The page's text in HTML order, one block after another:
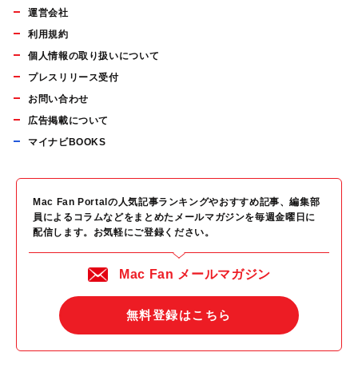
運営会社
利用規約
個人情報の取り扱いについて
プレスリリース受付
お問い合わせ
広告掲載について
マイナビBOOKS
Mac Fan Portalの人気記事ランキングやおすすめ記事、編集部
員によるコラムなどをまとめたメールマガジンを毎週金曜日に
配信します。お気軽にご登録ください。
Mac Fan メールマガジン
無料登録はこちら